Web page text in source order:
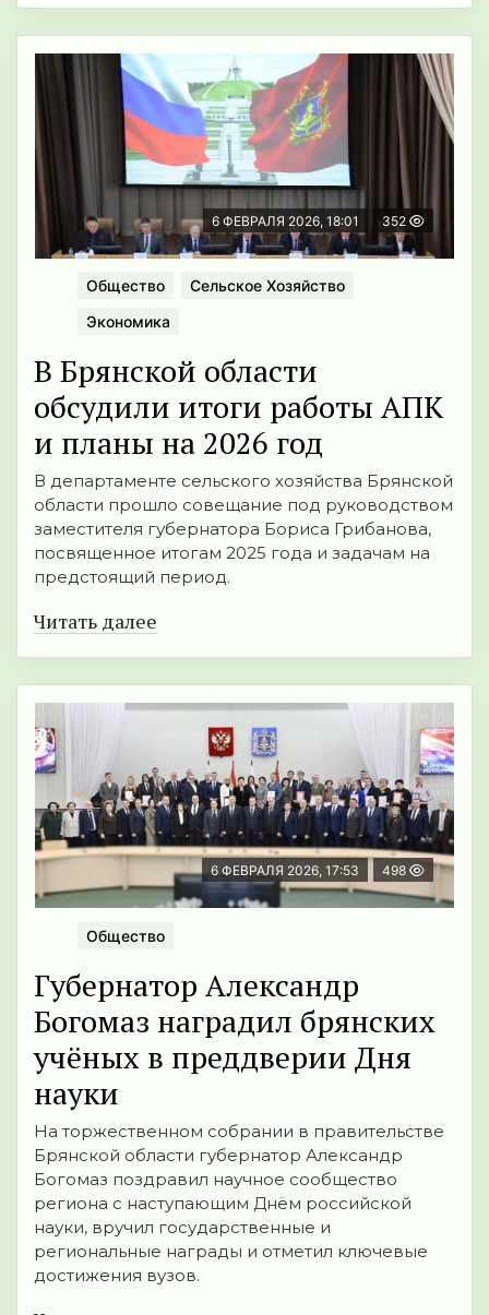
6 ФЕВРАЛЯ 2026, 18:01 352
Общество
Сельское Хозяйство
Экономика
В Брянской области
обсудили итоги работы АПК
и планы на 2026 год
В департаменте сельского хозяйства Брянской
области прошло совещание под руководством
заместителя губернатора Бориса Грибанова,
посвященное итогам 2025 года и задачам на
предстоящий период.
Читать далее
6 ФЕВРАЛЯ 2026, 17:53 498
Общество
Губернатор Александр
Богомаз наградил брянских
учёных в преддверии Дня
науки
На торжественном собрании в правительстве
Брянской области губернатор Александр
Богомаз поздравил научное сообщество
региона с наступающим Днём российской
науки, вручил государственные и
региональные награды и отметил ключевые
достижения вузов.